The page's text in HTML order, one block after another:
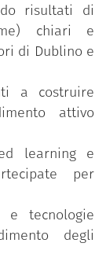
centered;
learning;
risultati di
chiari e
di Dublino e
a costruire
attivo
learning e
per
e tecnologie
degli